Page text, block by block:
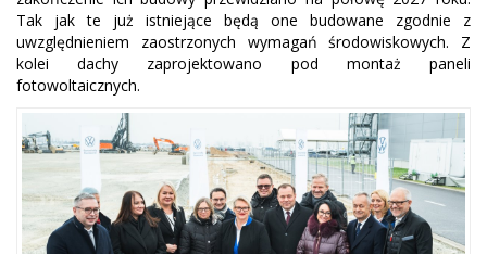
Tak jak te już istniejące będą one budowane zgodnie z
uwzględnieniem zaostrzonych wymagań środowiskowych. Z
kolei dachy zaprojektowano pod montaż paneli
fotowoltaicznych.